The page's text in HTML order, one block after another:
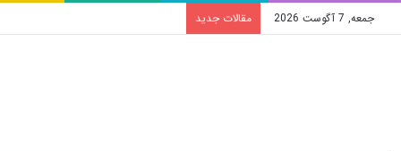
جمعه, 7 آگوست 2026 مقالات جدید